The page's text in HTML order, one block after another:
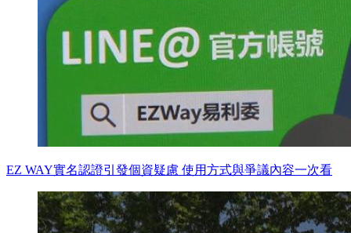
EZ WAY實名認證引發個資疑慮 使用方式與爭議內容一次看